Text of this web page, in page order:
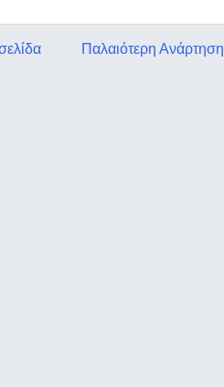
Παλαιότερη Ανάρτηση